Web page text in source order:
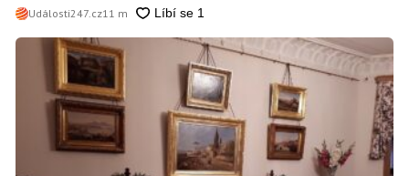
Události247.cz11 m